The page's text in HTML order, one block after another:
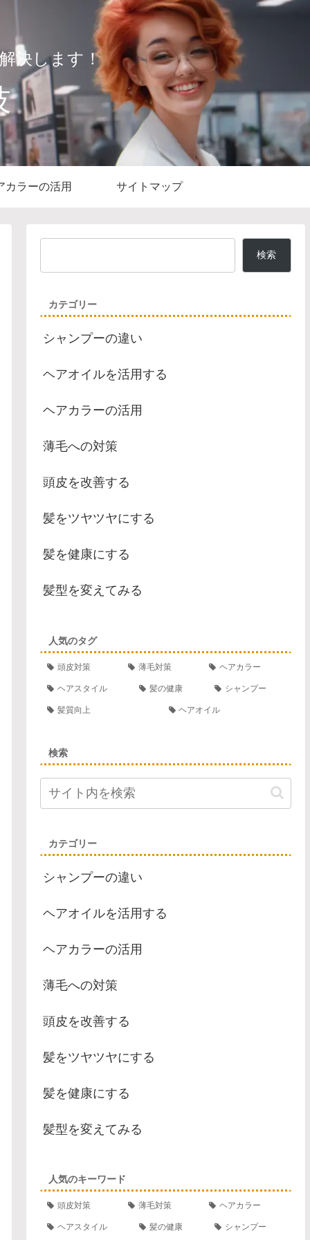
決します！
カラーの活用 サイトマップ
検索
カテゴリー
シャンプーの違い
ヘアオイルを活用する
ヘアカラーの活用
薄毛への対策
頭皮を改善する
髪をツヤツヤにする
髪を健康にする
髪型を変えてみる
人気のタグ
頭皮対策 薄毛対策 ヘアカラー
ヘアスタイル 髪の健康 シャンプー
髪質向上 ヘアオイル
検索
カテゴリー
シャンプーの違い
ヘアオイルを活用する
ヘアカラーの活用
薄毛への対策
頭皮を改善する
髪をツヤツヤにする
髪を健康にする
髪型を変えてみる
人気のキーワード
頭皮対策 薄毛対策 ヘアカラー
ヘアスタイル 髪の健康 シャンプー